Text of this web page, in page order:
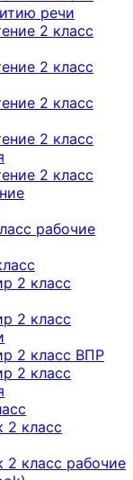
речи
2 класс
2 класс
2 класс
2 класс
2 класс
рабочие
2 класс
2 класс
2 класс ВПР
2 класс
2 класс
2 класс рабочие